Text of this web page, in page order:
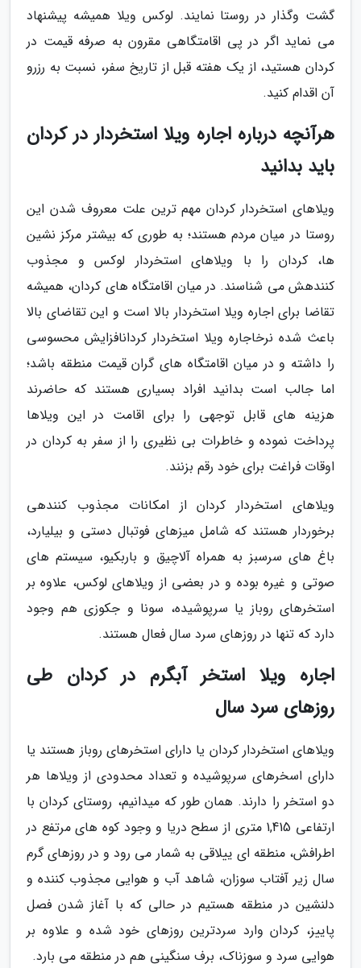
گشت وگذار در روستا نمایند. لوکس ویلا همیشه پیشنهاد
می نماید اگر در پی اقامتگاهی مقرون به صرفه قیمت در
کردان هستید، از یک هفته قبل از تاریخ سفر، نسبت به رزرو
آن اقدام کنید.
هرآنچه درباره اجاره ویلا استخردار در کردان
باید بدانید
ویلاهای استخردار کردان مهم ترین علت معروف شدن این
روستا در میان مردم هستند؛ به طوری که بیشتر مرکز نشین
ها، کردان را با ویلاهای استخردار لوکس و مجذوب
کنندهش می شناسند. در میان اقامتگاه های کردان، همیشه
تقاضا برای اجاره ویلا استخردار بالا است و این تقاضای بالا
باعث شده نرخاجاره ویلا استخردار کردانافزایش محسوسی
را داشته و در میان اقامتگاه های گران قیمت منطقه باشد؛
اما جالب است بدانید افراد بسیاری هستند که حاضرند
هزینه های قابل توجهی را برای اقامت در این ویلاها
پرداخت نموده و خاطرات بی نظیری را از سفر به کردان در
اوقات فراغت برای خود رقم بزنند.
ویلاهای استخردار کردان از امکانات مجذوب کنندهی
برخوردار هستند که شامل میزهای فوتبال دستی و بیلیارد،
باغ های سرسبز به همراه آلاچیق و باربکیو، سیستم های
صوتی و غیره بوده و در بعضی از ویلاهای لوکس، علاوه بر
استخرهای روباز یا سرپوشیده، سونا و جکوزی هم وجود
دارد که تنها در روزهای سرد سال فعال هستند.
اجاره ویلا استخر آبگرم در کردان طی
روزهای سرد سال
ویلاهای استخردار کردان یا دارای استخرهای روباز هستند یا
دارای اسخرهای سرپوشیده و تعداد محدودی از ویلاها هر
دو استخر را دارند. همان طور که میدانیم، روستای کردان با
ارتفاعی 1,415 متری از سطح دریا و وجود کوه های مرتفع در
اطرافش، منطقه ای ییلاقی به شمار می رود و در روزهای گرم
سال زیر آفتاب سوزان، شاهد آب و هوایی مجذوب کننده و
دلنشین در منطقه هستیم در حالی که با آغاز شدن فصل
پاییز، کردان وارد سردترین روزهای خود شده و علاوه بر
هوایی سرد و سوزناک، برف سنگینی هم در منطقه می بارد.